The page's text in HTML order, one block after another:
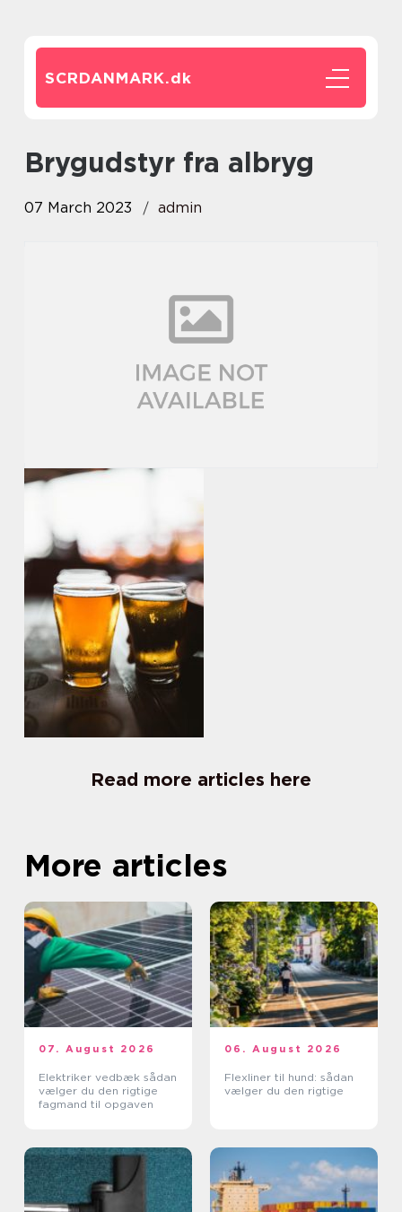
SCRDANMARK.dk
brygudstyr fra albryg
07 March 2023 admin
Read more articles here
More articles
07. August 2026
Elektriker vedbæk sådan
vælger du den rigtige
fagmand til opgaven
06. August 2026
Flexliner til hund: sådan
vælger du den rigtige